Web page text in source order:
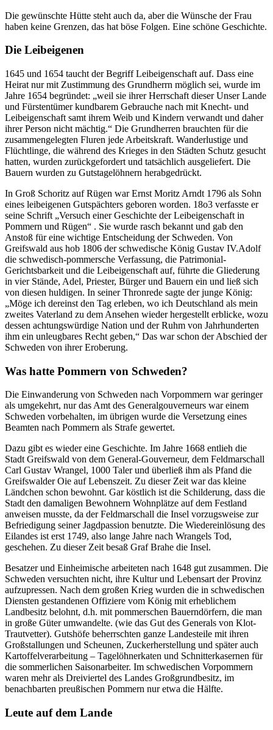
Die gewünschte Hütte steht auch da, aber die Wünsche der Frau
haben keine Grenzen, das hat böse Folgen. Eine schöne Geschichte.
Die Leibeigenen
1645 und 1654 taucht der Begriff Leibeigenschaft auf. Dass eine
Heirat nur mit Zustimmung des Grundherrn möglich sei, wurde im
Jahre 1654 begründet:
weil sie ihrer Herrschaft dieser Unser Lande
und Fürstentümer kundbarem Gebrauche nach mit Knecht- und
Leibeigenschaft samt ihrem Weib und Kindern verwandt und daher
ihrer Person nicht mächtig.
Die Grundherren brauchten für die
zusammengelegten Fluren jede Arbeitskraft. Wanderlustige und
Flüchtlinge, die während des Krieges in den Städten Schutz gesucht
hatten, wurden zurückgefordert und tatsächlich ausgeliefert. Die
Bauern wurden zu Gutstagelöhnern herabgedrückt.
In Groß Schoritz auf Rügen war Ernst Moritz Arndt 1796 als Sohn
eines leibeigenen Gutspächters geboren worden. 18o3 verfasste er
seine Schrift
Versuch einer Geschichte der Leibeigenschaft in
Pommern und Rügen
. Sie wurde rasch bekannt und gab den
Anstoß für eine wichtige Entscheidung der Schweden. Von
Greifswald aus hob 1806 der schwedische König Gustav IV.Adolf
die schwedisch-pommersche Verfassung, die Patrimonial-
Gerichtsbarkeit und die Leibeigenschaft auf, führte die Gliederung
in vier Stände, Adel, Priester, Bürger und Bauern ein und ließ sich
von diesen huldigen. In seiner Thronrede sagte der junge König:
Möge ich dereinst den Tag erleben, wo ich Deutschland als mein
zweites Vaterland zu dem Ansehen wieder hergestellt erblicke, wozu
dessen achtungswürdige Nation und der Ruhm von Jahrhunderten
ihm ein unleugbares Recht geben,
Das war schon der Abschied der
Schweden von ihrer Eroberung.
Was hatte Pommern von Schweden?
Die Einwanderung von Schweden nach Vorpommern war geringer
als umgekehrt, nur das Amt des Generalgouverneurs war einem
Schweden vorbehalten, im übrigen wurde die Versetzung eines
Beamten nach Pommern als Strafe gewertet.
Dazu gibt es wieder eine Geschichte. Im Jahre 1668 entlieh die
Stadt Greifswald von dem General-Gouverneur, dem Feldmarschall
Carl Gustav Wrangel, 1000 Taler und überließ ihm als Pfand die
Greifswalder Oie auf Lebenszeit. Zu dieser Zeit war das kleine
Ländchen schon bewohnt. Gar köstlich ist die Schilderung, dass die
Stadt den damaligen Bewohnern Wohnplätze auf dem Festland
anweisen musste, da der Feldmarschall die Insel vorzugsweise zur
Befriedigung seiner Jagdpassion benutzte. Die Wiedereinlösung des
Eilandes ist erst 1749, also lange Jahre nach Wrangels Tod,
geschehen. Zu dieser Zeit besaß Graf Brahe die Insel.
Besatzer und Einheimische arbeiteten nach 1648 gut zusammen. Die
Schweden versuchten nicht, ihre Kultur und Lebensart der Provinz
aufzupressen. Nach dem großen Krieg wurden die in schwedischen
Diensten gestandenen Offiziere vom König mit erheblichem
Landbesitz belohnt, d.h. mit pommerschen Bauerndörfern, die man
in große Güter umwandelte. (wie das Gut des Generals von Klot-
Trautvetter). Gutshöfe beherrschten ganze Landesteile mit ihren
Großstallungen und Scheunen, Zuckerherstellung und später auch
Kartoffelverarbeitung – Tagelöhnerkaten und Schnitterkasernen für
die sommerlichen Saisonarbeiter. Im schwedischen Vorpommern
waren mehr als Dreiviertel des Landes Großgrundbesitz, im
benachbarten preußischen Pommern nur etwa die Hälfte.
Leute auf dem Lande